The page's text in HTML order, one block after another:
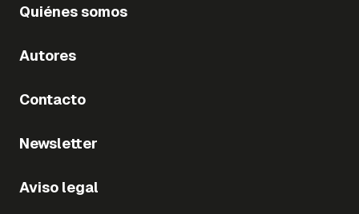
Quiénes somos
Autores
Contacto
Newsletter
Aviso legal